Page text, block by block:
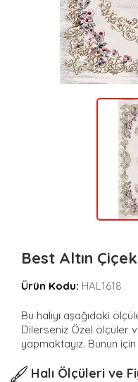
Best Altın
Ürün Kodu: HAL1618
Bu halıyı aşağıdaki
Dilerseniz Özel ölçüler
yapmaktayız. Bunun
Halı Ölçüleri ve